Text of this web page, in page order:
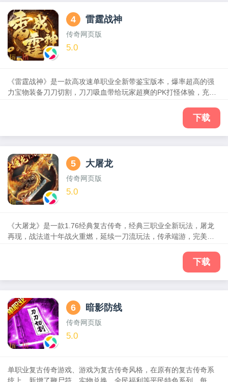
4 雷霆战神
传奇网页版
5.0
《雷霆战神》是一款高攻速单职业全新带鉴宝版本，爆率超高的强
力宝物装备刀刀切割，刀刀吸血带给玩家超爽的PK打怪体验，充值
下载
5 大屠龙
传奇网页版
5.0
《大屠龙》是一款1.76经典复古传奇，经典三职业全新玩法，屠龙
再现，战法道十年战火重燃，延续一刀流玩法，传承端游，完美复
城野外PK，万人同屏热血沙巴克，热血帝王，决战沙城，激战魔
神，炫酷时装，华丽羽翼，装备全靠打，自由交易，元宝福利，传
世挂机，烈焰裁决，传奇挂机，破晓唤龙，在最大程度还原经典传
法身，宠物精灵等各种超变玩法，随时随地征战玛法，成就沙城霸
主，有兄弟有屠龙！
下载
6 暗影防线
传奇网页版
5.0
单职业复古传奇游戏、游戏为复古传奇风格，在原有的复古传奇系